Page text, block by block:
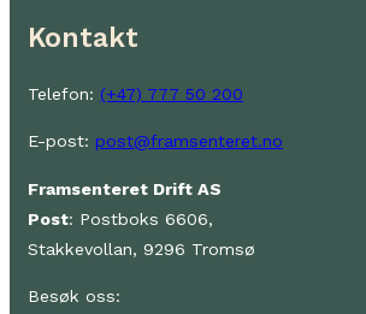
Kontakt
Telefon: (+47) 777 50 200
E-post: post@framsenteret.no
Framsenteret Drift AS
Post: Postboks 6606,
Stakkevollan, 9296 Tromsø
Besøk oss: